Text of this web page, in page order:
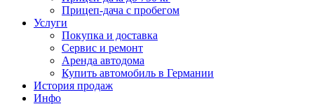
Прицеп-дача с пробегом
Услуги
Покупка и доставка
Сервис и ремонт
Аренда автодома
Купить автомобиль в Германии
История продаж
Инфо